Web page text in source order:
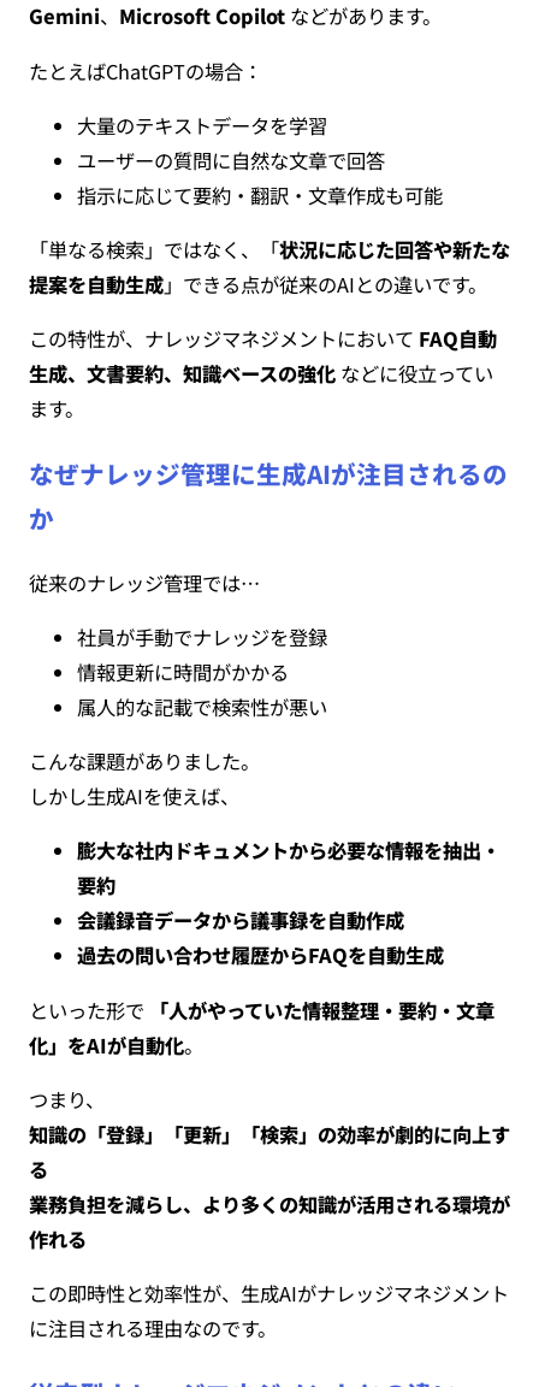
Gemini、 Microsoft Copilot などがあります。
たとえばChatGPTの場合：
大量のテキストデータを学習
ユーザーの質問に自然な文章で回答
指示に応じて要約・翻訳・文章作成も可能
「単なる検索」ではなく、「状況に応じた回答や新たな
提案を自動生成」できる点が従来のAIとの違いです。
この特性が、ナレッジマネジメントにおいて FAQ自動
生成、文書要約、知識ベースの強化 などに役立ってい
ます。
なぜナレッジ管理に生成AIが注目されるの
か
従来のナレッジ管理では…
社員が手動でナレッジを登録
情報更新に時間がかかる
属人的な記載で検索性が悪い
こんな課題がありました。
しかし生成AIを使えば、
膨大な社内ドキュメントから必要な情報を抽出・
要約
会議録音データから議事録を自動作成
過去の問い合わせ履歴からFAQを自動生成
といった形で
「人がやっていた情報整理・要約・文章
化」をAIが自動化。
つまり、
知識の「登録」「更新」「検索」の効率が劇的に向上す
る
業務負担を減らし、より多くの知識が活用される環境が
作れる
この即時性と効率性が、生成AIがナレッジマネジメント
に注目される理由なのです。